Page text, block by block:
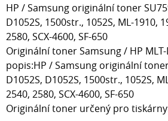
HP / Samsung originální toner
D1052S, 1500str., 1052S, ML-1910,
2580, SCX-4600, SF-650
Originální toner Samsung / HP
popis:HP / Samsung originální toner
D1052S, D1052S, 1500str., 1052S,
2540, 2580, SCX-4600, SF-650
Originální toner určený pro